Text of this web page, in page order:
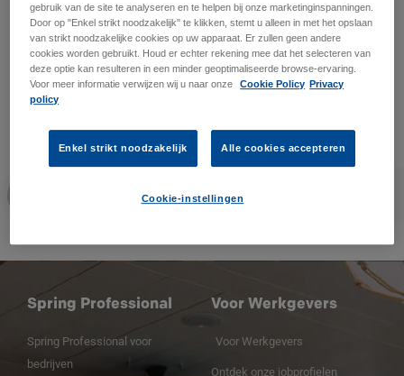
Jorn Verhaegen
Spring Professional
Spring Professional voor
bedrijven
Voor Werkgevers
Voor Werkgevers
Ontdek onze jobprofielen
gebruik van de site te analyseren en te helpen bij onze marketinginspanningen.
Door op "Enkel strikt noodzakelijk" te klikken, stemt u alleen in met het opslaan
van strikt noodzakelijke cookies op uw apparaat. Er zullen geen andere
cookies worden gebruikt. Houd er echter rekening mee dat het selecteren van
deze optie kan resulteren in een minder geoptimaliseerde browse-ervaring.
Voor meer informatie verwijzen wij u naar onze
Cookie Policy Privacy
policy
Enkel strikt noodzakelijk Alle cookies accepteren
Cookie-instellingen